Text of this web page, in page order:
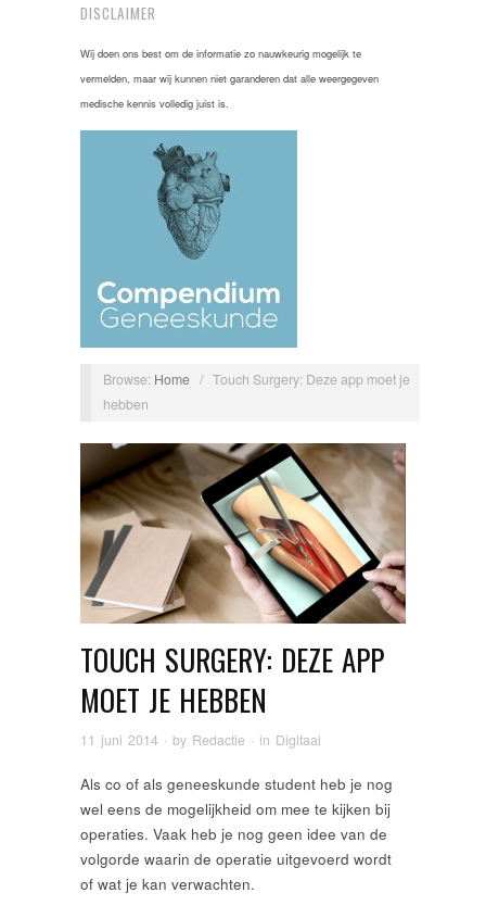
DISCLAIMER
Wij doen ons best om de informatie zo nauwkeurig mogelijk te
vermelden, maar wij kunnen niet garanderen dat alle weergegeven
medische kennis volledig juist is.
Browse: Home / Touch Surgery: Deze app moet je
hebben
TOUCH SURGERY: DEZE APP
MOET JE HEBBEN
11 juni 2014 · by Redactie · in Digitaal
Als co of als geneeskunde student heb je nog
wel eens de mogelijkheid om mee te kijken bij
operaties. Vaak heb je nog geen idee van de
volgorde waarin de operatie uitgevoerd wordt
of wat je kan verwachten.